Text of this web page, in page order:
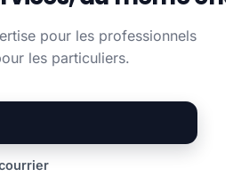
pour les professionnels
les particuliers.